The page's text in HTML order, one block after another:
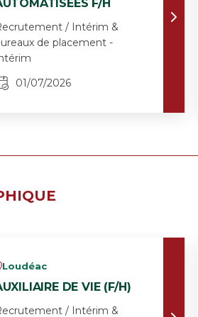
F/H
/ Intérim &
de placement -
01/07/2026
Loudéac
DE VIE (F/H)
/ Intérim &